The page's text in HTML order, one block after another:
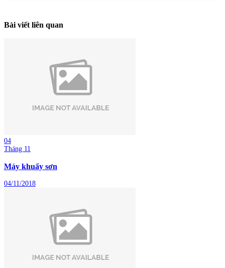
Bài viết liên quan
04
Tháng 11
Máy khuấy sơn
04/11/2018